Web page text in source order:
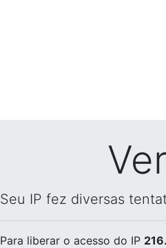
Seu IP fez diversas
Para liberar o acesso do IP